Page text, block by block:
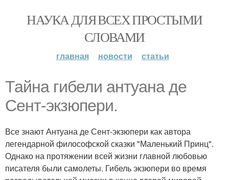
НАУКА ДЛЯ ВСЕХ ПРОСТЫМИ
СЛОВАМИ
главная новости статьи
Тайна гибели антуана де
Сент-экзюпери.
Все знают Антуана де Сент-экзюпери как автора
легендарной философской сказки "Маленький Принц".
Однако на протяжении всей жизни главной любовью
писателя были самолеты. Гибель экзюпери во время